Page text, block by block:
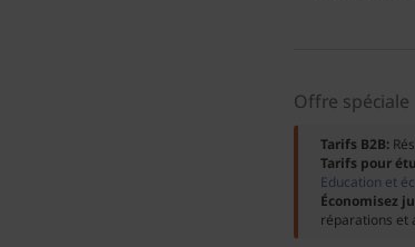
Offre spéciale
Tarifs B2B:
Tarifs pour
Education et
Économisez
réparations et